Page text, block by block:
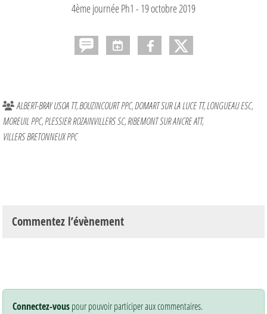
4ème journée Ph1 - 19 octobre 2019
ALBERT-BRAY USOA TT BOUZINCOURT PPC DOMART SUR LA LUCE TT LONGUEAU ESC
MOREUIL PPC PLESSIER ROZAINVILLERS SC RIBEMONT SUR ANCRE ATT
VILLERS BRETONNEUX PPC
Commentez l’évènement
Connectez-vouspour pouvoir participer aux commentaires.